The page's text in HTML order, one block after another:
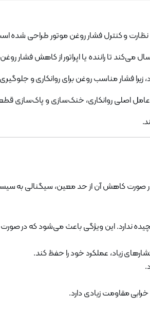
و کنترل فشار روغن موتور طراحی شده
می‌کند تا راننده یا اپراتور از کاهش فشار
فشار مناسب روغن برای روانکاری و
عامل اصلی روانکاری، خنک‌سازی و پاک‌سازی
زیاد، عملکرد خود را حفظ کند.